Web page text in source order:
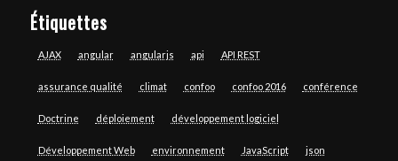
Étiquettes
AJAX angular angularjs api API REST
assurance qualité climat confoo confoo 2016 conférence
Doctrine déploiement développement logiciel
Développement Web environnement JavaScript json